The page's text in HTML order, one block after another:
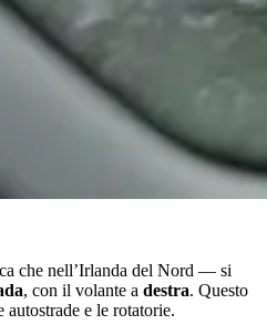
che nell’Irlanda del Nord — si
, con il volante a destra. Questo
autostrade e le rotatorie.